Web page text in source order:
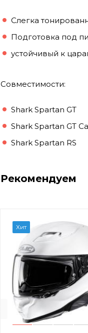
Слегка
Подготовка под
устойчивый к
Совместимости:
Shark Spartan GT
Shark Spartan GT
Shark Spartan RS
Рекомендуем
Хит